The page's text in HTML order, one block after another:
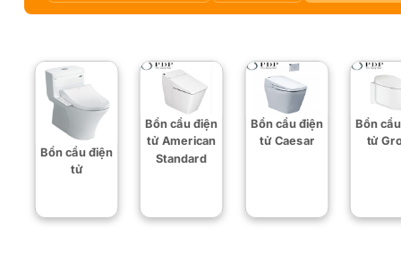
Bồn cầu điện
tử
Bồn cầu điện
tử American
Standard
Bồn cầu điện
tử Caesar
Bồn
tử